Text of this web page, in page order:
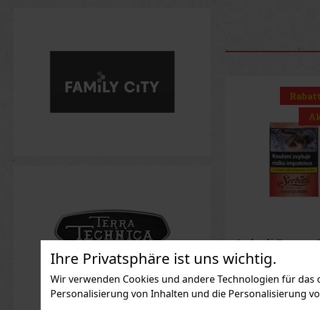
Ihre Privatsphäre ist uns wichtig.
Wir verwenden Cookies und andere Technologien für
Personalisierung von Inhalten und die Personalisierung
Joya de
Cinco de Cinco
Sampler 4er
AUF LAGER